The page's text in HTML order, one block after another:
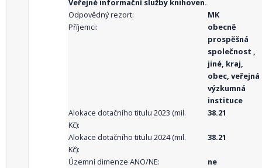
Veřejné informační služby knihoven.
Odpovědný rezort:
MK
Příjemci:
obecně
prospěšná
společnost ,
jiné, kraj,
obec, veřejná
výzkumná
instituce
Alokace dotačního titulu 2023 (mil.
Kč):
38.21
Alokace dotačního titulu 2024 (mil.
Kč):
38.21
Územní dimenze ANO/NE:
ne